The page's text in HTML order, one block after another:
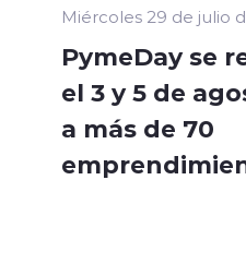
Miércoles 29 de julio
PymeDay se
el 3 y 5 de
a más de 70